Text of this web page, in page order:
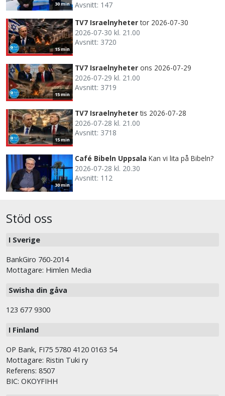
30 min
Avsnitt: 147
15 min
TV7 Israelnyheter tor 2026-07-30
2026-07-30 kl. 21.00
Avsnitt: 3720
15 min
TV7 Israelnyheter ons 2026-07-29
2026-07-29 kl. 21.00
Avsnitt: 3719
15 min
TV7 Israelnyheter tis 2026-07-28
2026-07-28 kl. 21.00
Avsnitt: 3718
30 min
Café Bibeln Uppsala Kan vi lita på Bibeln?
2026-07-28 kl. 20.30
Avsnitt: 112
Stöd oss
I Sverige
BankGiro 760-2014
Mottagare: Himlen Media
Swisha din gåva
123 677 9300
I Finland
OP Bank, FI75 5780 4120 0163 54
Mottagare: Ristin Tuki ry
Referens: 8507
BIC: OKOYFIHH